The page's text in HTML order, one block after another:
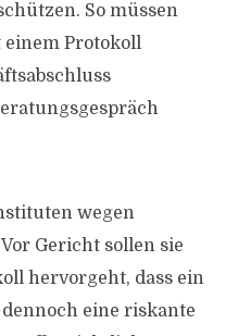
So müssen
Protokoll
wegen
Gericht sollen sie
hervorgeht, dass ein
eine riskante